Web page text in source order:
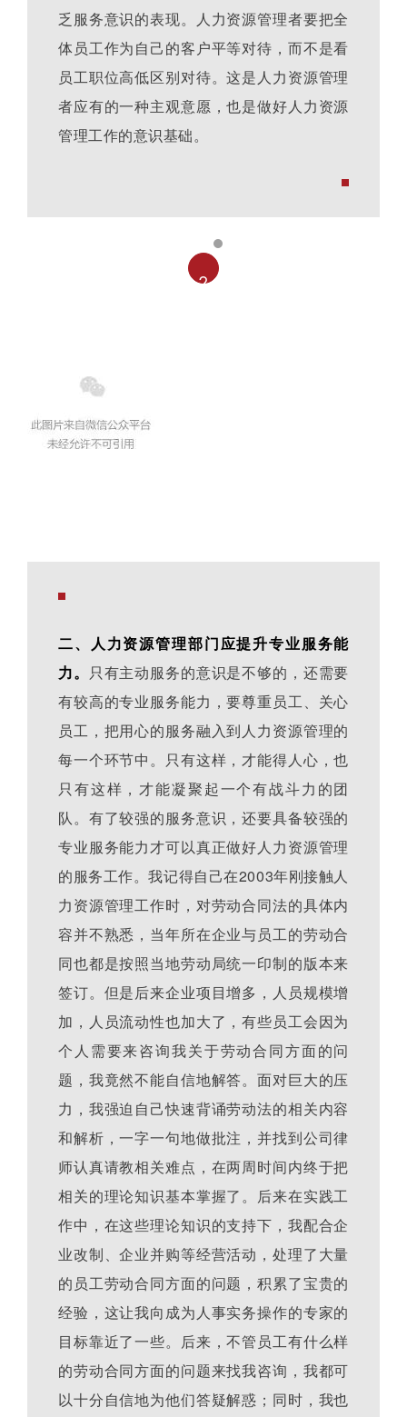
乏服务意识的表现。人力资源管理者要把全
体员工作为自己的客户平等对待，而不是看
员工职位高低区别对待。这是人力资源管理
者应有的一种主观意愿，也是做好人力资源
管理工作的意识基础。
2
二、人力资源管理部门应提升专业服务能
力。
只有主动服务的意识是不够的，还需要
有较高的专业服务能力，要尊重员工、关心
员工，把用心的服务融入到人力资源管理的
每一个环节中。只有这样，才能得人心，也
只有这样，才能凝聚起一个有战斗力的团
队。有了较强的服务意识，还要具备较强的
专业服务能力才可以真正做好人力资源管理
的服务工作。我记得自己在2003年刚接触人
力资源管理工作时，对劳动合同法的具体内
容并不熟悉，当年所在企业与员工的劳动合
同也都是按照当地劳动局统一印制的版本来
签订。但是后来企业项目增多，人员规模增
加，人员流动性也加大了，有些员工会因为
个人需要来咨询我关于劳动合同方面的问
题，我竟然不能自信地解答。面对巨大的压
力，我强迫自己快速背诵劳动法的相关内容
和解析，一字一句地做批注，并找到公司律
师认真请教相关难点，在两周时间内终于把
相关的理论知识基本掌握了。后来在实践工
作中，在这些理论知识的支持下，我配合企
业改制、企业并购等经营活动，处理了大量
的员工劳动合同方面的问题，积累了宝贵的
经验，这让我向成为人事实务操作的专家的
目标靠近了一些。后来，不管员工有什么样
的劳动合同方面的问题来找我咨询，我都可
以十分自信地为他们答疑解惑；同时，我也